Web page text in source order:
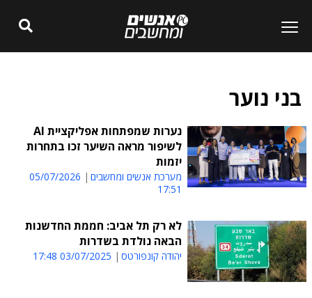
בני נוער
נערות שמפתחות אפליקציית AI
לשיפור מראה השיער זכו בתחרות
יזמות
מערכת אנשים ומחשבים
05/07/2026
17:51
לא רק תל אביב: חממת החדשנות
הבאה נולדת בשדרות
יהודה קונפורטס 03/07/2025 17:48